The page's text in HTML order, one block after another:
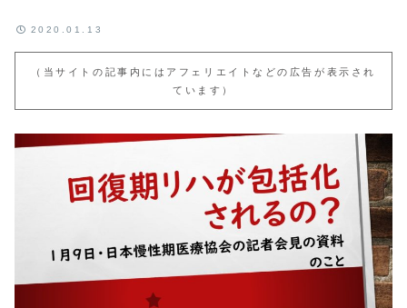
2020.01.13
（当サイトの記事内にはアフェリエイトなどの広告が表示され
ています）